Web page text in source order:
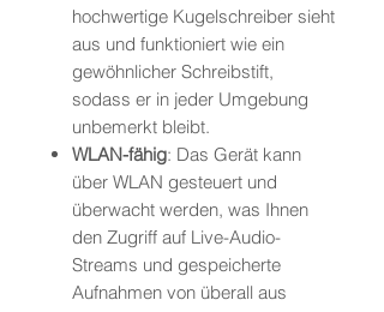
hochwertige Kugelschreiber sieht
aus und funktioniert wie ein
gewöhnlicher Schreibstift,
sodass er in jeder Umgebung
unbemerkt bleibt.
WLAN-fähig: Das Gerät kann
über WLAN gesteuert und
überwacht werden, was Ihnen
den Zugriff auf Live-Audio-
Streams und gespeicherte
Aufnahmen von überall aus